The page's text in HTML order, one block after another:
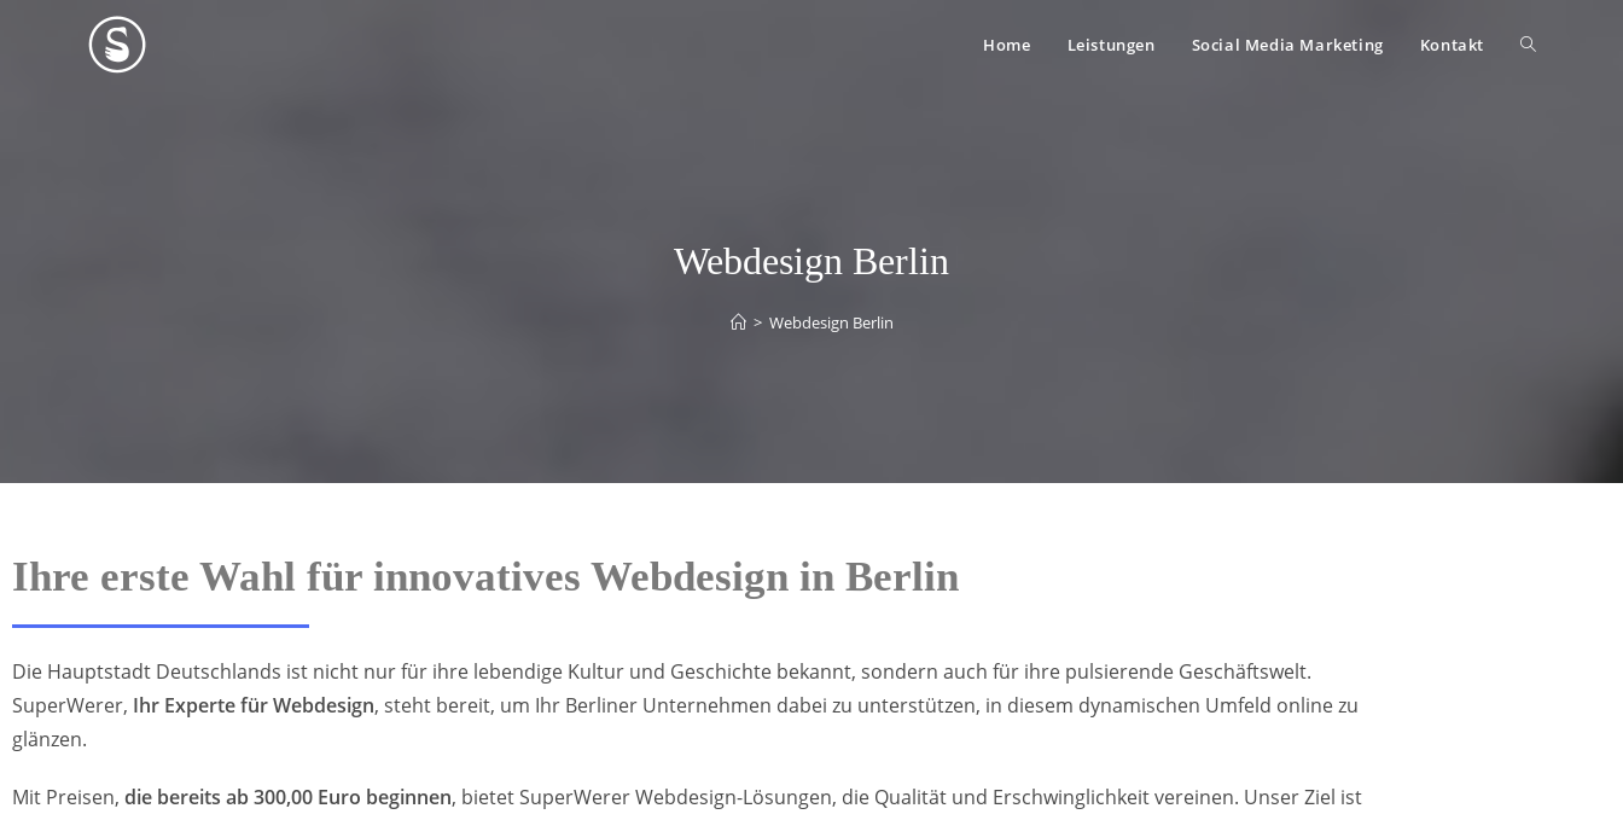
Home Leistungen Social Media Marketing Kontakt
Webdesign Berlin
> Webdesign Berlin
Ihre erste Wahl für innovatives Webdesign in Berlin
Die Hauptstadt Deutschlands ist nicht nur für ihre lebendige Kultur und Geschichte bekannt, sondern auch für ihre pulsierende Geschäftswelt.
SuperWerer, Ihr Experte für Webdesign, steht bereit, um Ihr Berliner Unternehmen dabei zu unterstützen, in diesem dynamischen Umfeld online zu
glänzen.
Mit Preisen, die bereits ab 300,00 Euro beginnen, bietet SuperWerer Webdesign-Lösungen, die Qualität und Erschwinglichkeit vereinen. Unser Ziel ist